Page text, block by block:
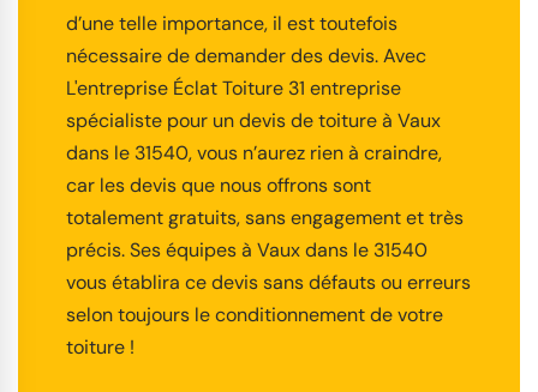
d’une telle importance, il est toutefois
nécessaire de demander des devis. Avec
L'entreprise Éclat Toiture 31 entreprise
spécialiste pour un devis de toiture à Vaux
dans le 31540, vous n’aurez rien à craindre,
car les devis que nous offrons sont
totalement gratuits, sans engagement et très
précis. Ses équipes à Vaux dans le 31540
vous établira ce devis sans défauts ou erreurs
selon toujours le conditionnement de votre
toiture !